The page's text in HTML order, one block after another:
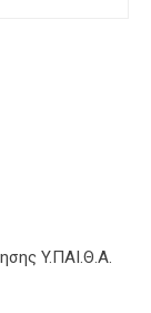
Y.ΠΑΙ.Θ.Α.